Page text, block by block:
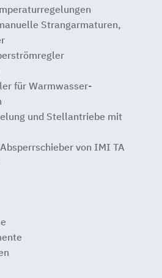
Strangarmaturen,
für Warmwasser-
und Stellantriebe mit
von IMI TA